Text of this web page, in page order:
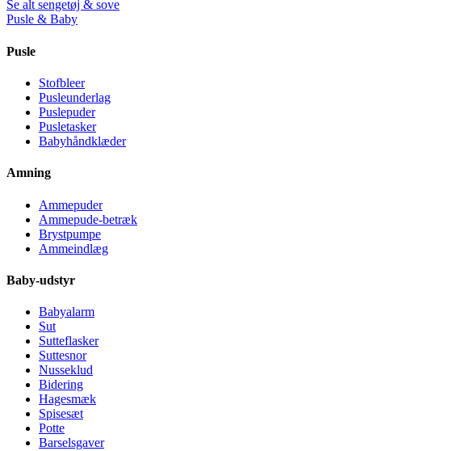
Se alt sengetøj & sove
Pusle & Baby
Pusle
Stofbleer
Pusleunderlag
Puslepuder
Pusletasker
Babyhåndklæder
Amning
Ammepuder
Ammepude-betræk
Brystpumpe
Ammeindlæg
Baby-udstyr
Babyalarm
Sut
Sutteflasker
Suttesnor
Nusseklud
Bidering
Hagesmæk
Spisesæt
Potte
Barselsgaver